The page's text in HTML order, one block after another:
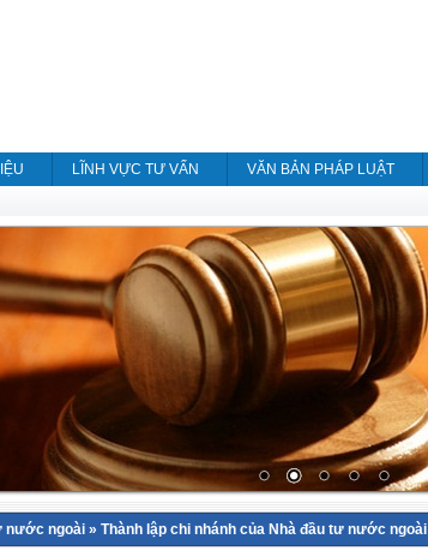
LĨNH VỰC TƯ VẤN VĂN BẢN PHÁP LUẬT
nước ngoài » Thành lập chi nhánh của Nhà đầu tư nước ngoài